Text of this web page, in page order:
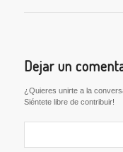
Dejar un
¿Quieres unirte a la
Siéntete libre de contribuir!